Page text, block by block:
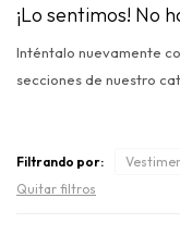
¡Lo sentimos! No
Inténtalo nuevamente
secciones de nuestro
Filtrando por:
Quitar filtros